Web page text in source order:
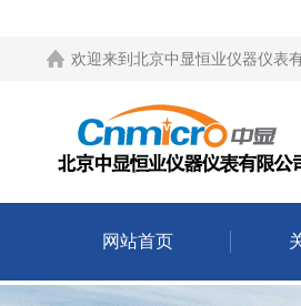
欢迎来到 北京中显恒业仪器仪表
网站首页